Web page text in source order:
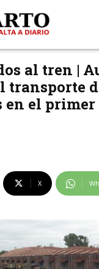
al tren |
transporte
en el primer
X